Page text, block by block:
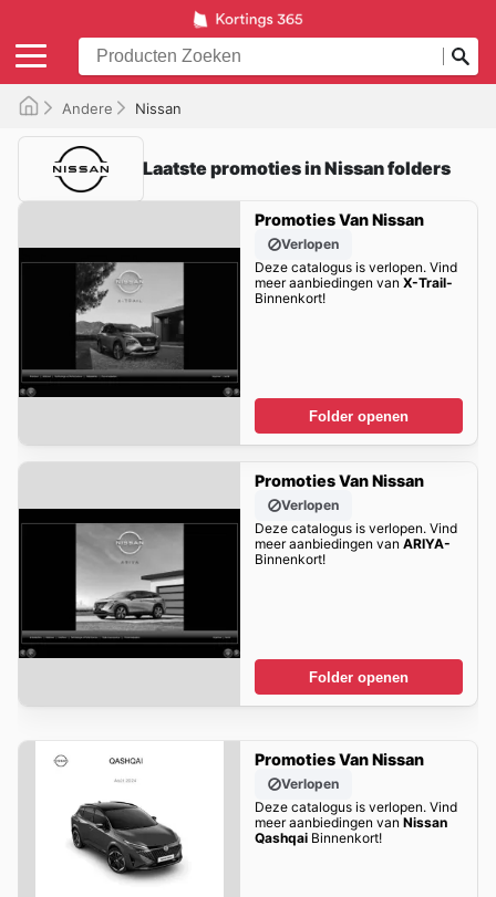
Andere Nissan
Laatste promoties in Nissan folders
Promoties Van Nissan
Verlopen
Deze catalogus is verlopen. Vind
meer aanbiedingen van X-Trail-
Binnenkort!
Folder openen
Promoties Van Nissan
Verlopen
Deze catalogus is verlopen. Vind
meer aanbiedingen van ARIYA-
Binnenkort!
Folder openen
Promoties Van Nissan
Verlopen
Deze catalogus is verlopen. Vind
meer aanbiedingen van Nissan
QashqaiBinnenkort!